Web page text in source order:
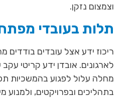
וצמצום נזקן.
תלות בעובדי
ריכוז ידע אצל עובדים בודדים
לארגונים. אובדן ידע קריטי
מחלה עלול לפגוע בהמשכיות
בתהליכים ובפרויקטים, ולמנוע